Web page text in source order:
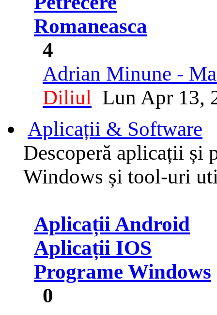
Romaneasca
4
Adrian Minune -
Diliul Lun Apr 13,
Aplicații & Software
Descoperă aplicații și
Windows și tool-uri
Aplicații Android
Aplicații IOS
Programe Windows
0